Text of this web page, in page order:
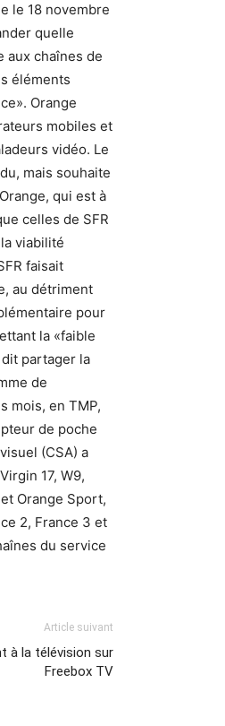
le 18 novembre
quelle
aux chaînes de
éléments
Orange
mobiles et
vidéo. Le
mais souhaite
qui est à
celles de SFR
viabilité
faisait
au détriment
pour
la «faible
partager la
de
mois, en TMP,
de poche
(CSA) a
17, W9,
Orange Sport,
2, France 3 et
du service
Article suivant
à la télévision sur
Freebox TV